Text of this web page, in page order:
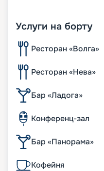
Услуги на борту
Ресторан «Волга»
Ресторан «Нева»
Бар «Ладога»
Конференц-зал
Бар «Панорама»
Кофейня